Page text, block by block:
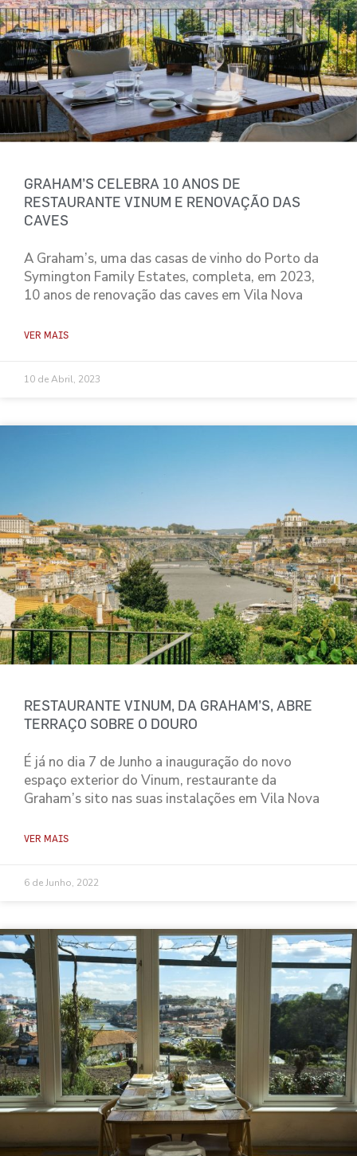
GRAHAM’S CELEBRA 10 ANOS DE
RESTAURANTE VINUM E RENOVAÇÃO DAS
CAVES
A Graham’s, uma das casas de vinho do Porto da
Symington Family Estates, completa, em 2023,
10 anos de renovação das caves em Vila Nova
VER MAIS
10 de Abril, 2023
RESTAURANTE VINUM, DA GRAHAM’S, ABRE
TERRAÇO SOBRE O DOURO
É já no dia 7 de Junho a inauguração do novo
espaço exterior do Vinum, restaurante da
Graham’s sito nas suas instalações em Vila Nova
VER MAIS
6 de Junho, 2022